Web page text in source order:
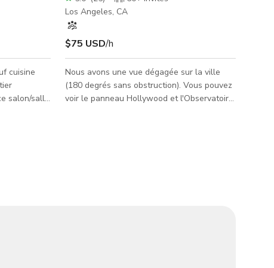
cuisine
salon/salle
Los Angeles, CA
$75 USD/h
Nous avons une vue dégagée sur la ville
(180 degrés sans obstruction). Vous pouvez
voir le panneau Hollywood et l'Observatoire